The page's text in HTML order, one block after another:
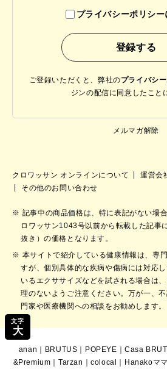
文字
大
プライバシーポリシー
ご登録いただくと、弊社のプライバシ
ジンの配信に同意したこと
メルマガ解除
クロワッサン オンラインについて 運営会
その他のお問い合わせ
記事中の商品価格は、特に表記がない場
ロワッサン1043号以前から転載した記事
抜き）の価格となります。
本サイトで紹介している健康情報は、専
すが、個別具体的な疾病や傷病には対応
いるエクササイズなどを試される場合は
理のないようご注意ください。万が一、
門家や医療機関への相談をお勧めします。
anan BRUTUS POPEYE ｜Casa
&Premium ｜Tarzan ｜colocal Hanakoママ